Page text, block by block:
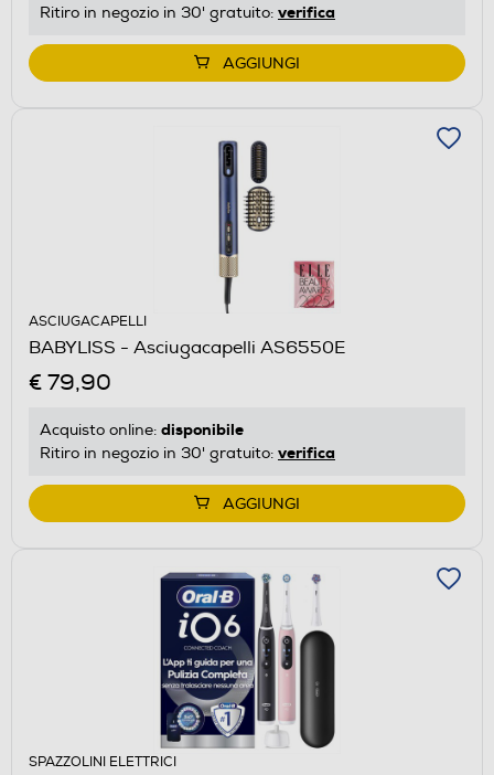
Ritiro in negozio in 30' gratuito: verifica
AGGIUNGI
ASCIUGACAPELLI
BABYLISS - Asciugacapelli AS6550E
€ 79,90
Acquisto online: disponibile
Ritiro in negozio in 30' gratuito: verifica
AGGIUNGI
SPAZZOLINI ELETTRICI